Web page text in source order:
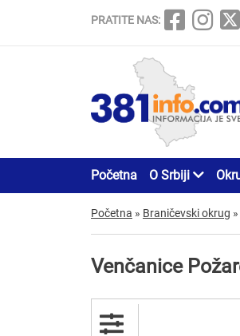
PRATITE NAS:
Početna O Srbiji
Početna » Braničevski okrug »
Venčanice